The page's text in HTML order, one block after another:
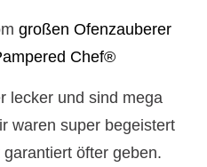
großen Ofenzauberer
Chef®
lecker und sind mega
waren super begeistert
öfter geben.